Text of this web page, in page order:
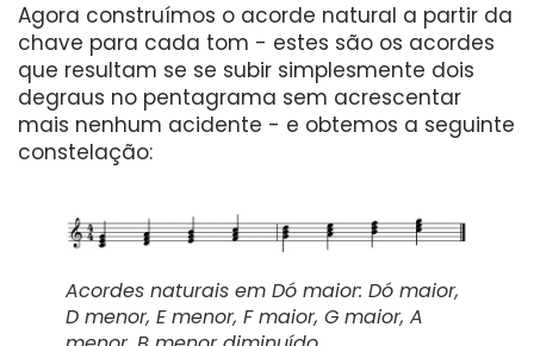
Agora construímos o acorde natural a partir da
chave para cada tom - estes são os acordes
que resultam se se subir simplesmente dois
degraus no pentagrama sem acrescentar
mais nenhum acidente - e obtemos a seguinte
constelação:
Acordes naturais em Dó maior: Dó maior,
D menor, E menor, F maior, G maior, A